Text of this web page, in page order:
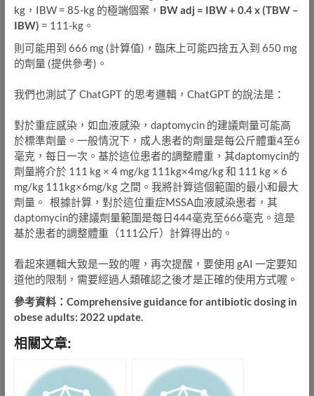
kg，IBW = 85-kg 的極端個案， BW adj = IBW + 0.4 x (TBW –
IBW) = 111-kg。
則可能用到 666 mg (計算值)，臨床上可能四捨五入到 650 mg
的劑量 (提供參考)。
我們也測試了 ChatGPT 的思考邏輯，ChatGPT 的說法是：
對於重症感染，如血液感染，daptomycin 的建議劑量可能高
於標準劑量。一般情況下，成人患者的劑量是每公斤體重4至6
毫克，每日一次。基於這位患者的調整體重，其daptomycin的
劑量將介於 111 kg × 4 mg/kg 111kg×4mg/kg 和 111 kg × 6
mg/kg 111kg×6mg/kg 之間。我將計算這個範圍的最小和最大
劑量。 ​​ 根據計算，對於這位重症MSSA血液感染患者，其
daptomycin的建議劑量範圍是每日444毫克至666毫克。這是
基於患者的調整體重（111公斤）計算得出的。
看起來邏輯大致是一致的喔，再次提醒，要使用 gAI 一定要知
道他的限制，需要經過人類確認之後才是正確的使用方式喔。
參考資料：Comprehensive guidance for antibiotic dosing in
obese adults: 2022 update.
相關文章: